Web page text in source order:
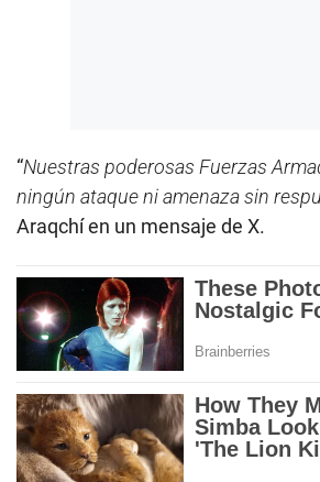
“Nuestras poderosas Fuerzas
ningún ataque ni amenaza sin
Araqchí en un mensaje de X.